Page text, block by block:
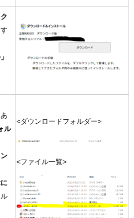
ル
ン
<ダウンロードフォルダー>
<ファイル一覧>